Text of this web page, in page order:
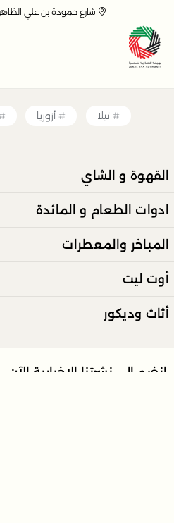
شارع حمودة بن علي
تيلا أزوريا
القهوة و الشاي
ادوات الطعام و المائدة
المباخر والمعطرات
أوت ليت
أثاث وديكور
انضم إلى نشرتنا الإخبارية الآن